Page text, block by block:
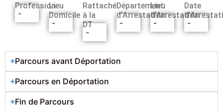
Profession
-
Lieu
Domicile
-
Rattaché
à la
DT
-
Département
d’Arrestation
-
Lieu
d’Arrestation
-
Date
-
Parcours avant Déportation
Parcours en Déportation
Fin de Parcours